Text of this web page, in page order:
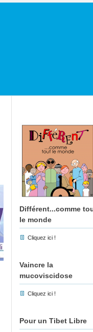
Différent...comme
le monde
Cliquez ici !
Vaincre la
mucoviscidose
Cliquez ici !
Pour un Tibet Libre